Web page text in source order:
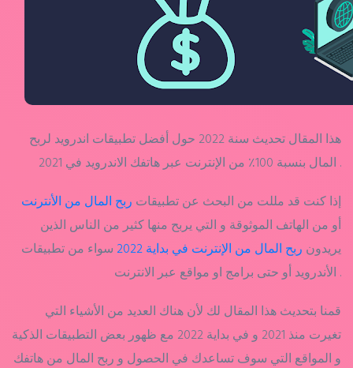
هذا المقال تحديث سنة 2022 حول أفضل تطبيقات اندرويد لربح
المال بنسبة 100٪ من الإنترنت عبر هاتفك الاندرويد في 2021 .
إذا كنت قد مللت من البحث عن تطبيقات ربح المال من الأنترنت
أو من الهاتف الموثوقة و التي يربح منها كثير من الناس الذين
يريدون ربح المال من الإنترنت في بداية 2022
سواء من تطبيقات
الأندرويد أو حتى برامج او مواقع عبر الانترنت .
قمنا بتحديث هذا المقال لك لأن هناك العديد من الأشياء التي
تغيرت منذ 2021 و في بداية 2022 مع ظهور بعض التطبيقات الذكية
و المواقع التي سوف تساعدك في الحصول و ربح المال من هاتفك